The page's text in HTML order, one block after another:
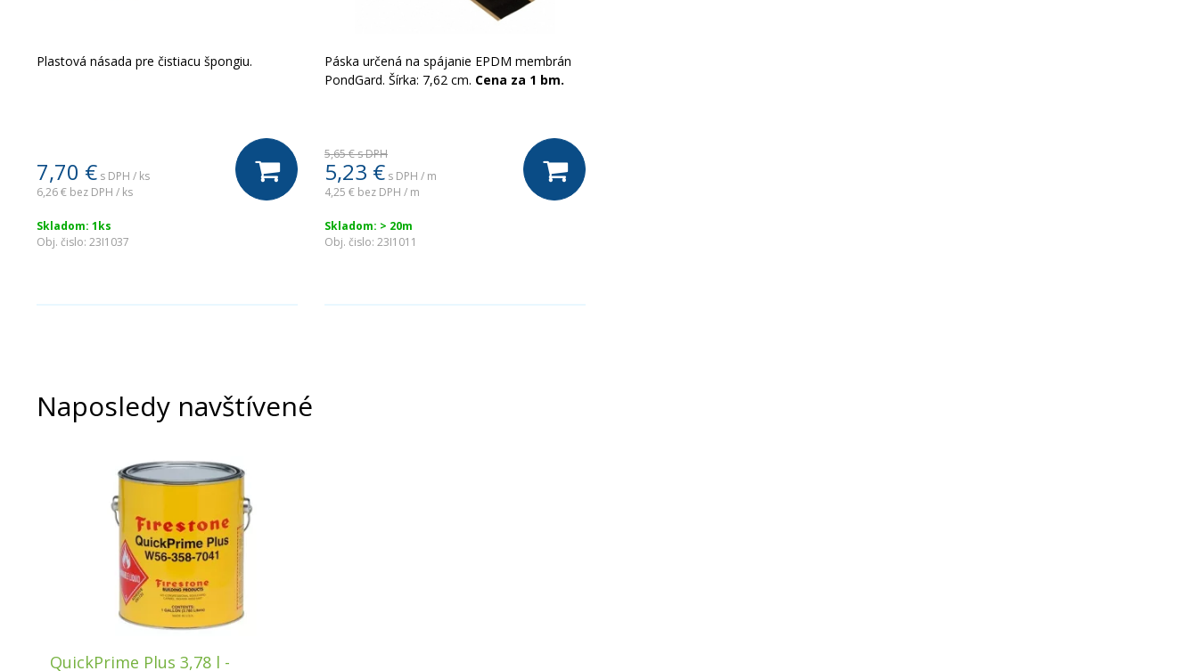
Plastová násada pre čistiacu špongiu.
7,70 € s DPH / ks
6,26 € bez DPH / ks
Skladom: 1ks
Obj. čislo: 23I1037
Páska určená na spájanie EPDM membrán
PondGard. Šírka: 7,62 cm. Cena za 1 bm.
5,65 €s DPH
5,23 € s DPH / m
4,25 € bez DPH / m
Skladom: > 20m
Obj. čislo: 23I1011
Naposledy navštívené
QuickPrime Plus 3,78 l -